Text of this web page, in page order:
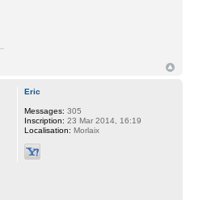
Eric
Messages: 305
Inscription: 23 Mar 2014, 16:19
Localisation: Morlaix